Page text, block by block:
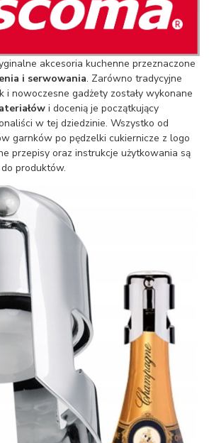
akcesoria kuchenne przeznaczone
i serwowania. Zarówno tradycyjne
i nowoczesne gadżety zostały wykonane
i docenią je początkujący
w tej dziedzinie. Wszystko od
garnków po pędzelki cukiernicze z logo
przepisy oraz instrukcje użytkowania są
produktów.